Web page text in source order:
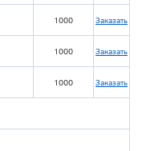
1000 Заказать
1000 Заказать
1000 Заказать